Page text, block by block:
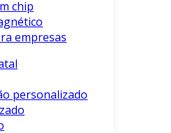
chip
empresas
personalizado